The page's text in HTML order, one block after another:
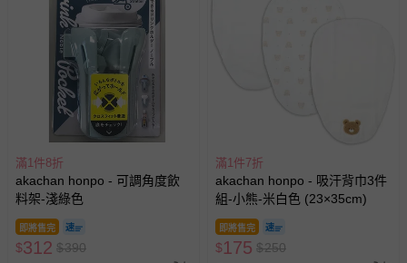
滿1件8折
akachan honpo - 可調角度飲
料架-淺綠色
即將售完
$312 $390
滿1件7折
akachan honpo - 吸汗背巾3件
組-小熊-米白色 (23×35cm)
即將售完
$175 $250